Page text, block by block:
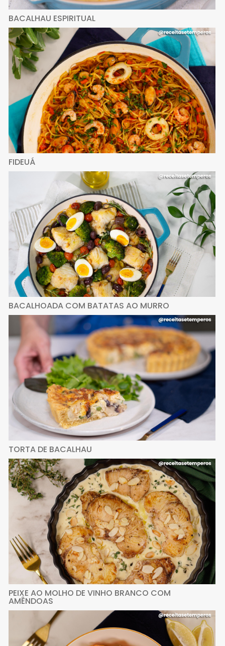
BACALHAU ESPIRITUAL
FIDEUÁ
BACALHOADA COM BATATAS AO MURRO
TORTA DE BACALHAU
PEIXE AO MOLHO DE VINHO BRANCO COM
AMÊNDOAS